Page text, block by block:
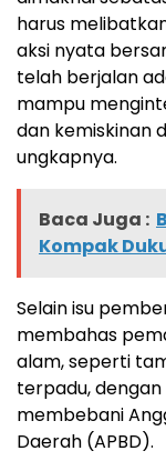
harus
aksi nyata
telah berjalan
mampu
dan kemiskinan
ungkapnya.
Baca Juga :
Kompak
Selain isu
membahas
alam, seperti
terpadu,
membebani
Daerah (APBD).